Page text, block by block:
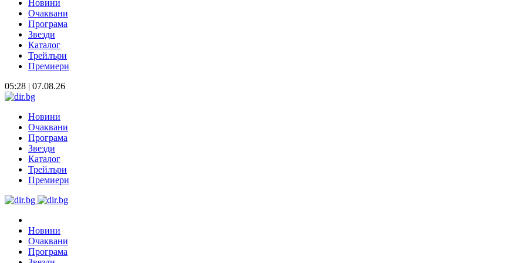
Новини
Очаквани
Програма
Звезди
Каталог
Трейлъри
Премиери
05:28 | 07.08.26
Новини
Очаквани
Програма
Звезди
Каталог
Трейлъри
Премиери
Новини
Очаквани
Програма